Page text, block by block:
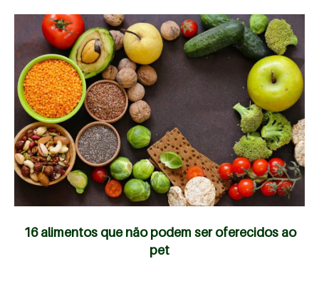
16 alimentos que não podem ser oferecidos ao
pet